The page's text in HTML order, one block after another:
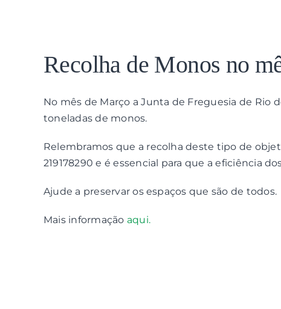
Larger
Image
Recolha de Monos no
No mês de Março a Junta de Freguesia de
toneladas de monos.
Relembramos que a recolha deste tipo de
219178290 e é essencial para que a eficiência
Ajude a preservar os espaços que são de todos.
Mais informação aqui.